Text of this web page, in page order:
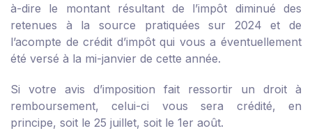
à-dire le montant résultant de l’impôt diminué des
retenues à la source pratiquées sur 2024 et de
l’acompte de crédit d’impôt qui vous a éventuellement
été versé à la mi-janvier de cette année.
Si votre avis d’imposition fait ressortir un droit à
remboursement, celui-ci vous sera crédité, en
principe, soit le 25 juillet, soit le 1er août.